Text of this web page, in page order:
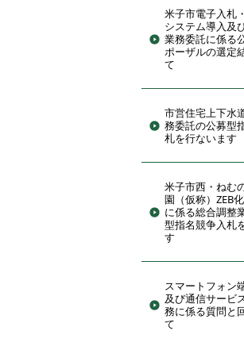
米子市電子入札
システム導入及
業務委託に係る
ポーザルの選定
て
市営住宅上下水
務委託の公募型
札を行ないます
米子市西・ねむ
園（仮称）ZEB
に係る総合調整
型指名競争入札
す
スマートフォン
及び通信サービ
務に係る質問と
て